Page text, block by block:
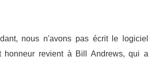
nous n'avons pas écrit le logiciel
honneur revient à Bill Andrews, qui a